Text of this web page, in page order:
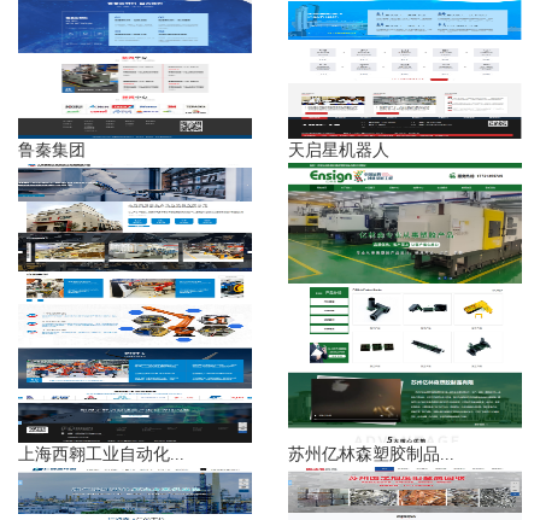
鲁秦集团 天启星机器人
上海西翱工业自动化... 苏州亿林森塑胶制品...